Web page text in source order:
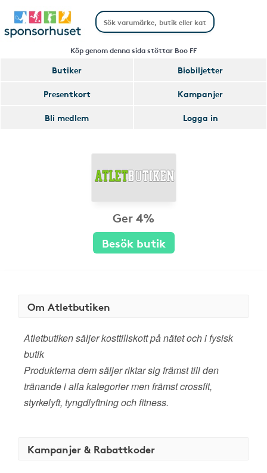
Köp genom denna sida stöttar Boo FF
Butiker
Biobiljetter
Presentkort
Kampanjer
Bli medlem
Logga in
Ger 4%
Besök butik
Om Atletbutiken
Atletbutiken säljer kosttillskott på nätet och i fysisk
butik
Produkterna dem säljer riktar sig främst till den
tränande i alla kategorier men främst crossfit,
styrkelyft, tyngdlyftning och fitness.
Kampanjer & Rabattkoder